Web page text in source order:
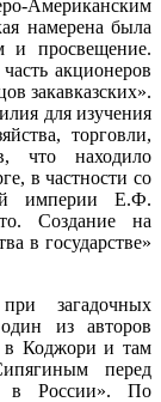
Американским
намерена была
и просвещение.
акционеров
закавказских».
для изучения
торговли,
что находило
в частности со
империи Е.Ф.
Создание на
в государстве»
загадочных
из авторов
в Коджори и там
перед
в России». По